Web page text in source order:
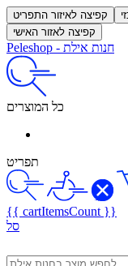
קפיצה לאיזור התפריט
קפיצה לאזור האישי
Peleshop - חנות אילת
כל המוצרים
תפריט
{{ cartItemsCount }}
סל